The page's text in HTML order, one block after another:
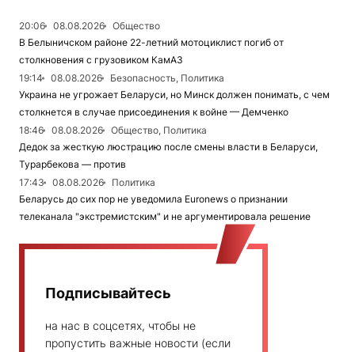
20:06 08.08.2026
Общество
В Белыничском районе 22-летний мотоциклист погиб от
столкновения с грузовиком КамАЗ
19:14
08.08.2026
Безопасность, Политика
Украина не угрожает Беларуси, но Минск должен понимать, с чем
столкнется в случае присоединения к войне — Демченко
18:46
08.08.2026
Общество, Политика
Дедок за жесткую люстрацию после смены власти в Беларуси,
Турарбекова — против
17:43
08.08.2026
Политика
Беларусь до сих пор не уведомила Euronews о признании
телеканала "экстремистским" и не аргументировала решение
Подписывайтесь
на нас в соцсетях, чтобы не
пропустить важные новости (если